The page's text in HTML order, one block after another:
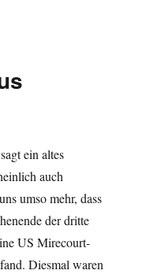
ein altes
auch
umso mehr, dass
der dritte
US Mirecourt-
Diesmal waren